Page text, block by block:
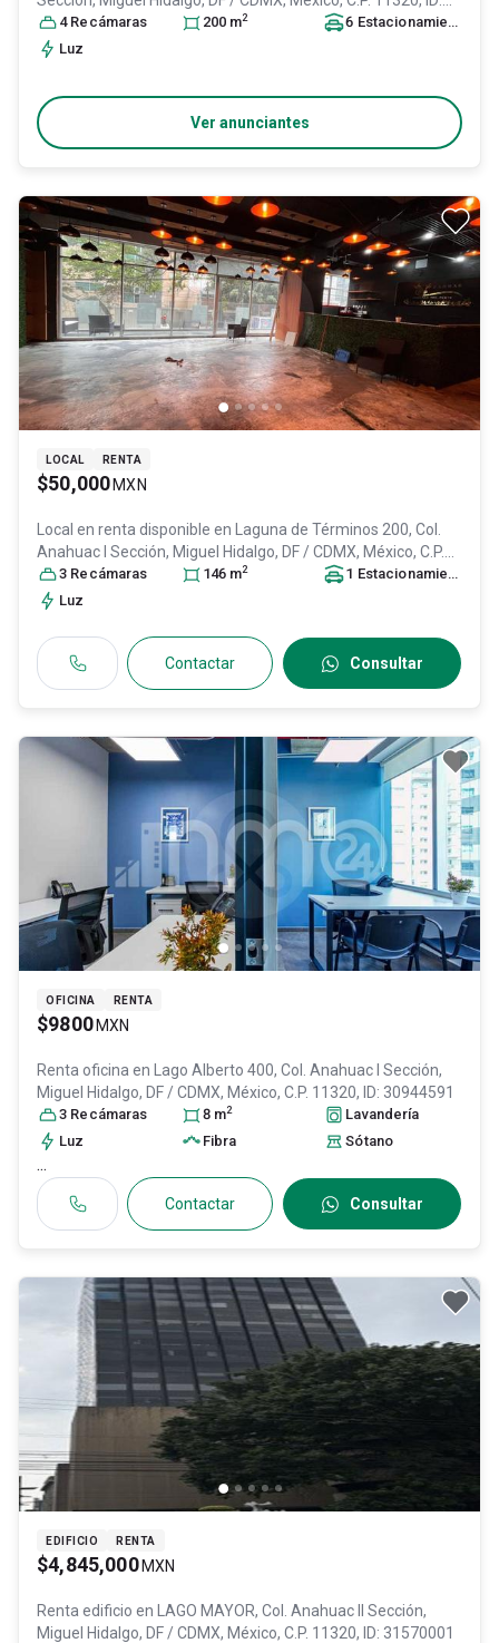
31415953
4 Recámaras 200 m2 6 Estacionamiento
Luz
Ver anunciantes
LOCAL RENTA
$50,000 MXN
Local en renta disponible en
Laguna de Términos 200, Col.
Anahuac I Sección, Miguel Hidalgo, DF / CDMX, México, C.P.
11320, ID:31652103
3 Recámaras 146 m2 1 Estacionamiento
Luz
Contactar Consultar
OFICINA RENTA
$9800 MXN
Renta oficina en
Lago Alberto 400, Col. Anahuac I Sección,
Miguel Hidalgo, DF / CDMX, México, C.P. 11320, ID: 30944591
3 Recámaras 8 m2
Lavandería
Luz
Fibra Sótano
...
Contactar Consultar
EDIFICIO RENTA
$4,845,000 MXN
Renta edificio en
LAGO MAYOR, Col. Anahuac II Sección,
Miguel Hidalgo, DF / CDMX, México, C.P. 11320, ID: 31570001